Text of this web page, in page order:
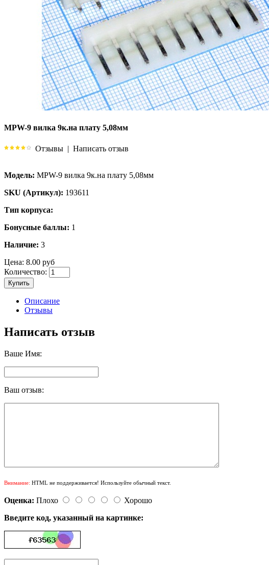
MPW-9 вилка 9к.на плату 5,08мм
Отзывы | Написать отзыв
Модель: MPW-9 вилка 9к.на плату 5,08мм
SKU (Артикул): 193611
Тип корпуса:
Бонусные баллы: 1
Наличие: 3
Цена: 8.00 руб
Количество:
Купить
Описание
Отзывы
Написать отзыв
Ваше Имя:
Ваш отзыв:
Внимание: HTML не поддерживается! Используйте обычный текст.
Оценка: Плохо
Хорошо
Введите код, указанный на картинке: